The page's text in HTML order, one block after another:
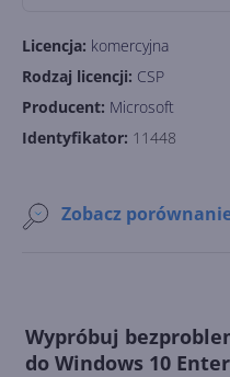
Licencja: komercyjna
Rodzaj licencji: CSP
Producent: Microsoft
Identyfikator: 11448
Zobacz
Wypróbuj
do Windows 10